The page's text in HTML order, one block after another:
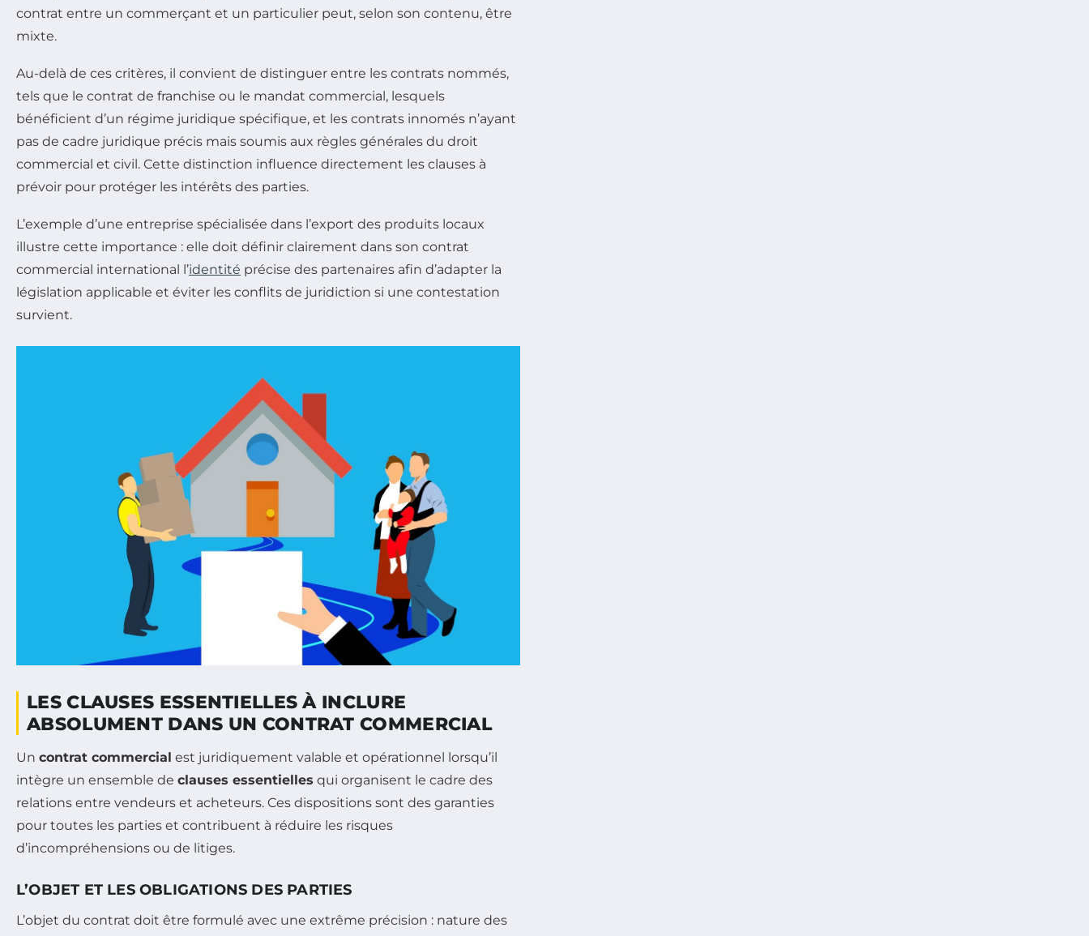
contrat entre un commerçant et un particulier peut, selon son contenu, être
mixte.
Au-delà de ces critères, il convient de distinguer entre les contrats nommés,
tels que le contrat de franchise ou le mandat commercial, lesquels
bénéficient d’un régime juridique spécifique, et les contrats innomés n’ayant
pas de cadre juridique précis mais soumis aux règles générales du droit
commercial et civil. Cette distinction influence directement les clauses à
prévoir pour protéger les intérêts des parties.
L’exemple d’une entreprise spécialisée dans l’export des produits locaux
illustre cette importance : elle doit définir clairement dans son contrat
commercial international l’identité précise des partenaires afin d’adapter la
législation applicable et éviter les conflits de juridiction si une contestation
survient.
LES CLAUSES ESSENTIELLES À INCLURE
ABSOLUMENT DANS UN CONTRAT COMMERCIAL
Un contrat commercial est juridiquement valable et opérationnel lorsqu’il
intègre un ensemble de clauses essentielles qui organisent le cadre des
relations entre vendeurs et acheteurs. Ces dispositions sont des garanties
pour toutes les parties et contribuent à réduire les risques
d’incompréhensions ou de litiges.
L’OBJET ET LES OBLIGATIONS DES PARTIES
L’objet du contrat doit être formulé avec une extrême précision : nature des